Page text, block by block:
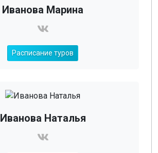
Иванова Марина
Расписание туров
Иванова Наталья